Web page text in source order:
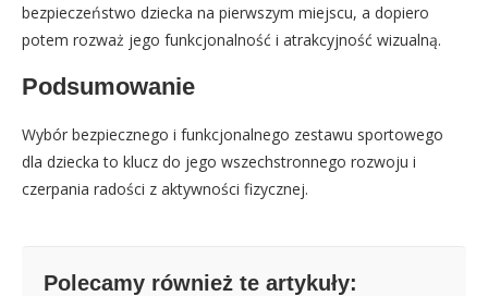
bezpieczeństwo dziecka na pierwszym miejscu, a dopiero
potem rozważ jego funkcjonalność i atrakcyjność wizualną.
Podsumowanie
Wybór bezpiecznego i funkcjonalnego zestawu sportowego
dla dziecka to klucz do jego wszechstronnego rozwoju i
czerpania radości z aktywności fizycznej.
Polecamy również te artykuły: